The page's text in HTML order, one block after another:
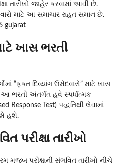
તારીખો જાહેર કરવામાં આવી છે.
માટે આ સમાચાર રાહત સમાન છે.
gujarat
ખાસ ભરતી
“ફક્ત દિવ્યાંગ ઉમેદવારો” માટે ખાસ
ભરતી અંતર્ગત હવે સ્પર્ધાત્મક
Response Test) પદ્ધતિથી લેવામાં
હશે.
પરીક્ષા તારીખો
મુજબ પરીક્ષાની સંભવિત તારીખો નીચે